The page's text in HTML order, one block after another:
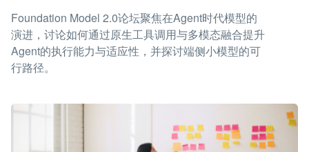
Foundation Model 2.0论坛聚焦在Agent时代模型的
演进，讨论如何通过原生工具调用与多模态融合提升
Agent的执行能力与适应性，并探讨端侧小模型的可
行路径。